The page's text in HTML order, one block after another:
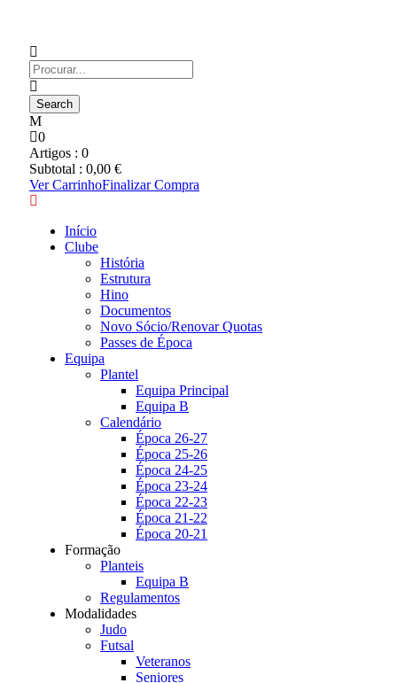
0
Artigos : 0
Subtotal : 0,00 €
Ver CarrinhoFinalizar Compra
Início
Clube
História
Estrutura
Hino
Documentos
Novo Sócio/Renovar Quotas
Passes de Época
Equipa
Plantel
Equipa Principal
Equipa B
Calendário
Época 26-27
Época 25-26
Época 24-25
Época 23-24
Época 22-23
Época 21-22
Época 20-21
Formação
Planteis
Equipa B
Regulamentos
Modalidades
Judo
Futsal
Veteranos
Seniores